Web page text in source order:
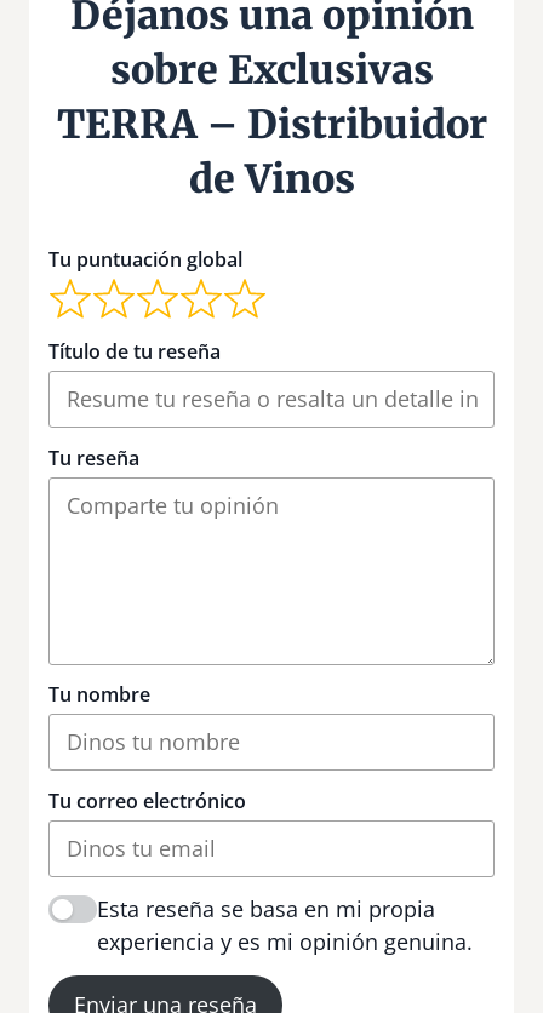
Déjanos una opinión
sobre Exclusivas
TERRA – Distribuidor
de Vinos
Tu puntuación global
Título de tu reseña
Tu reseña
Tu nombre
Tu correo electrónico
Esta reseña se basa en mi propia
experiencia y es mi opinión genuina.
Enviar una reseña